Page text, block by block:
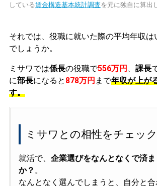
している賃金構造基本統計調査を元に独自に算出
それでは、役職に就いた際の平均年収は
でしょうか。
ミサワでは係長の役職で556万円 課長
に部長になると 878万円 まで年収が上が
す。
ミサワとの相性をチェッ
就活で、 企業選びをなんとなくで済
か？ 。
なんとなく選んでしまうと、自分と合